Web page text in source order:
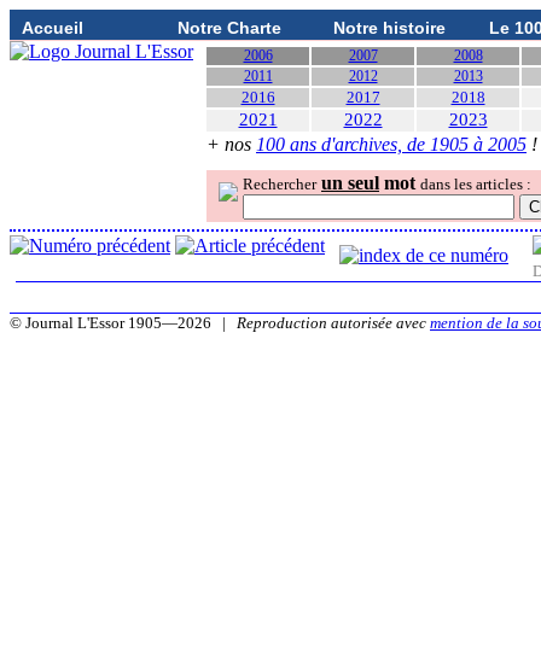
Accueil Notre Charte Notre histoire Le
2006 2007
2008
2011
2012 2013
2016 2017 2018
2021 2022 2023
+ nos 100 ans d'archives, de 1905 à 2005 !
Rechercher un seul mot dans les articles :
© Journal L'Essor 1905—2026 | Reproduction autorisée avec mention de la